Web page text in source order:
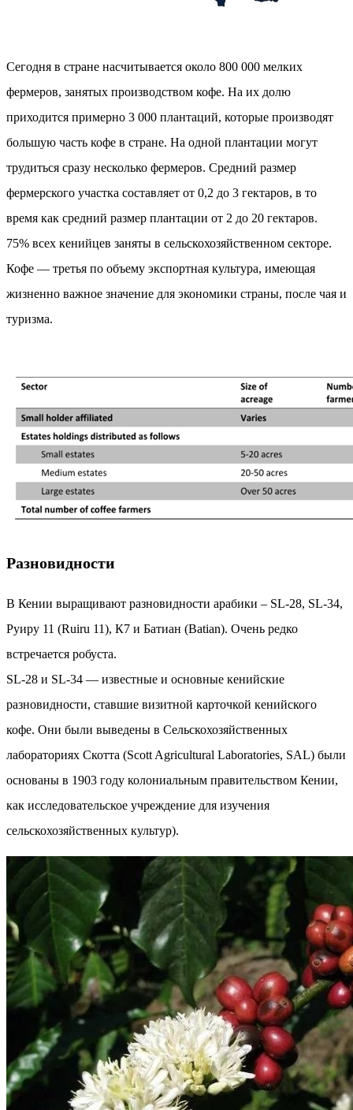
Сегодня в стране насчитывается около 800 000 мелких
фермеров, занятых производством кофе. На их долю
приходится примерно 3 000 плантаций, которые производят
большую часть кофе в стране. На одной плантации могут
трудиться сразу несколько фермеров. Средний размер
фермерского участка составляет от 0,2 до 3 гектаров, в то
время как средний размер плантации от 2 до 20 гектаров.
75% всех кенийцев заняты в сельскохозяйственном секторе.
Кофе — третья по объему экспортная культура, имеющая
жизненно важное значение для экономики страны, после чая и
туризма.
Разновидности
В Кении выращивают разновидности арабики – SL-28, SL-34,
Руиру 11 (Ruiru 11), К7 и Батиан (Batian). Очень редко
встречается робуста.
SL-28 и SL-34 — известные и основные кенийские
разновидности, ставшие визитной карточкой кенийского
кофе. Они были выведены в Сельскохозяйственных
лабораториях Скотта (Scott Agricultural Laboratories, SAL) были
основаны в 1903 году колониальным правительством Кении,
как исследовательское учреждение для изучения
сельскохозяйственных культур).